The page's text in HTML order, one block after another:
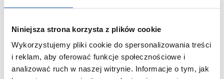
Niniejsza strona korzysta z plików cookie
Wykorzystujemy pliki cookie do spersonalizowania treści
i reklam, aby oferować funkcje społecznościowe i
analizować ruch w naszej witrynie. Informacje o tym, jak
Ważne daty
Zgoda na ciasteczka
PRODUKTY
Zegarki
SZANOWNY UŻYTKOWNIKU,
SZANOWNA UŻYTKOWNICZKO